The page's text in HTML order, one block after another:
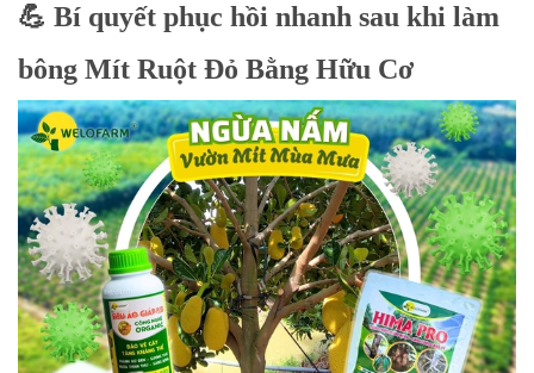
💪 Bí quyết phục hồi nhanh sau khi làm
bông Mít Ruột Đỏ Bằng Hữu Cơ